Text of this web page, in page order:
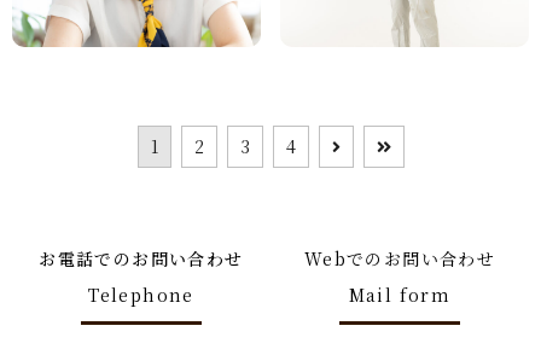
1 2 3 4
お電話でのお問い合わせ
Telephone
Webでのお問い合わせ
Mail form